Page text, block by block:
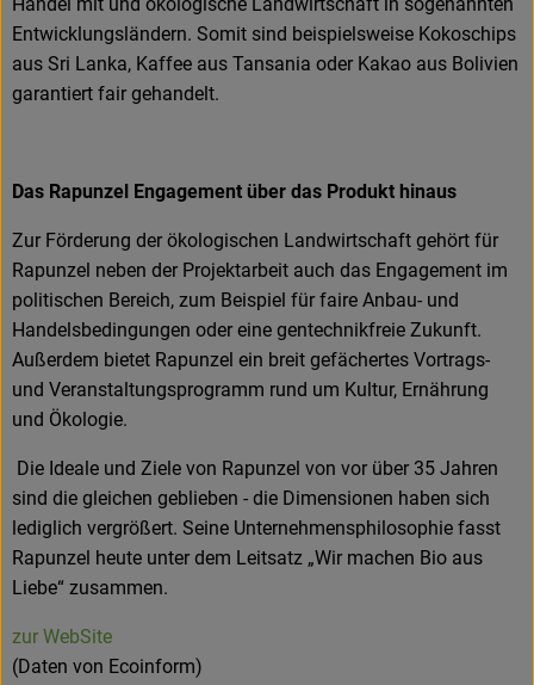
Entwicklungsländern. Somit sind beispielsweise Kokoschips
aus Sri Lanka, Kaffee aus Tansania oder Kakao aus Bolivien
garantiert fair gehandelt.
Das Rapunzel Engagement über das Produkt hinaus
Zur Förderung der ökologischen Landwirtschaft gehört für
Rapunzel neben der Projektarbeit auch das Engagement im
politischen Bereich, zum Beispiel für faire Anbau- und
Handelsbedingungen oder eine gentechnikfreie Zukunft.
Außerdem bietet Rapunzel ein breit gefächertes Vortrags-
und Veranstaltungsprogramm rund um Kultur, Ernährung
und Ökologie.
Die Ideale und Ziele von Rapunzel von vor über 35 Jahren
sind die gleichen geblieben - die Dimensionen haben sich
lediglich vergrößert. Seine Unternehmensphilosophie fasst
Rapunzel heute unter dem Leitsatz „Wir machen Bio aus
Liebe“ zusammen.
zur WebSite
(Daten von Ecoinform)